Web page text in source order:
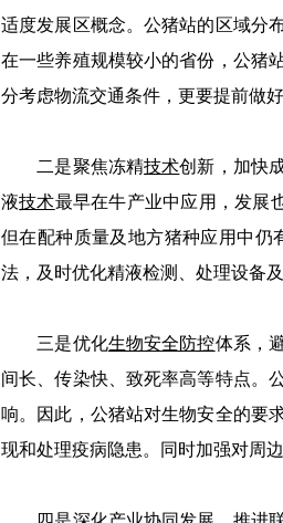
适度发展区概念。公猪站的区域分
在一些养殖规模较小的省份，公猪
分考虑物流交通条件，更要提前做
二是聚焦冻精技术创新，加快
液技术最早在牛产业中应用，发展
但在配种质量及地方猪种应用中仍
法，及时优化精液检测、处理设备
三是优化生物安全防控体系，
间长、传染快、致死率高等特点。
响。因此，公猪站对生物安全的要
现和处理疫病隐患。同时加强对周